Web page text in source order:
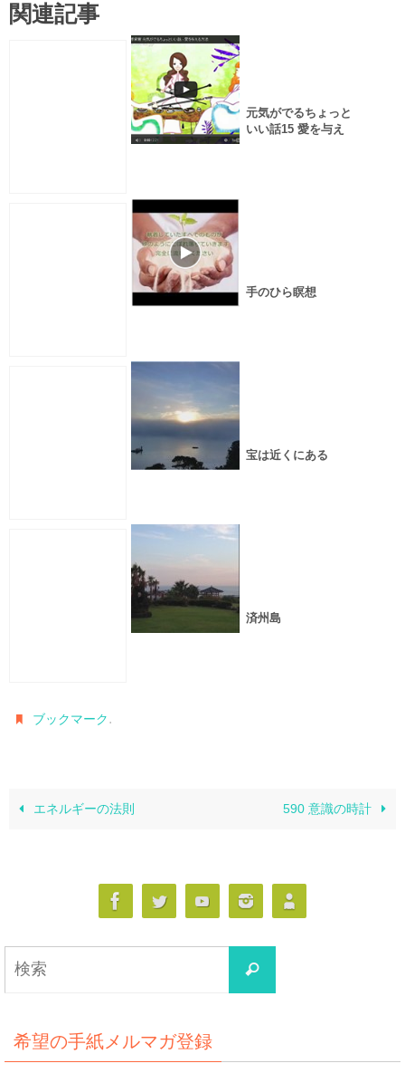
関連記事
元気がでるちょっと
いい話15 愛を与え
手のひら瞑想
宝は近くにある
済州島
ブックマーク.
エネルギーの法則 590 意識の時計
検
索
希望の手紙メルマガ登録